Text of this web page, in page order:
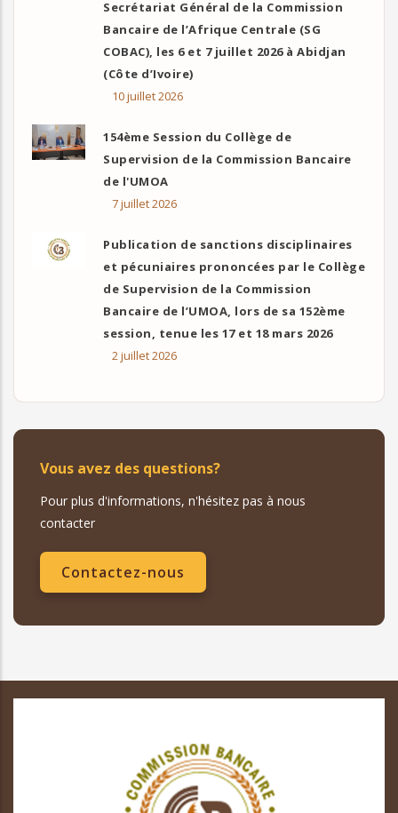
Secrétariat Général de la Commission
Bancaire de l’Afrique Centrale (SG
COBAC), les 6 et 7 juillet 2026 à Abidjan
(Côte d’Ivoire)
10 juillet 2026
154ème Session du Collège de
Supervision de la Commission Bancaire
de l'UMOA
7 juillet 2026
Publication de sanctions disciplinaires
et pécuniaires prononcées par le Collège
de Supervision de la Commission
Bancaire de l’UMOA, lors de sa 152ème
session, tenue les 17 et 18 mars 2026
2 juillet 2026
Vous avez des questions?
Pour plus d'informations, n'hésitez pas à nous
contacter
Contactez-nous